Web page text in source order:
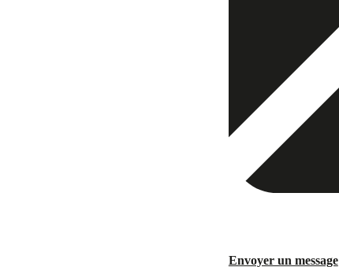
Envoyer un message